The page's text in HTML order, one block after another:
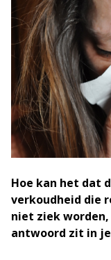
Hoe kan het dat
verkoudheid die
niet ziek
antwoord zit in